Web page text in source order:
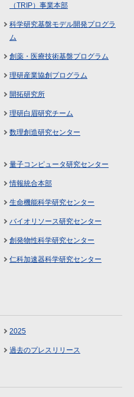
（TRIP）事業本部
科学研究基盤モデル開発プログラ
ム
創薬・医療技術基盤プログラム
理研産業協創プログラム
開拓研究所
理研白眉研究チーム
数理創造研究センター
量子コンピュータ研究センター
情報統合本部
生命機能科学研究センター
バイオリソース研究センター
創発物性科学研究センター
仁科加速器科学研究センター
2025
過去のプレスリリース